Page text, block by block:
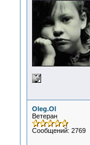
Oleg.Ol
Ветеран
Сообщений: 2769